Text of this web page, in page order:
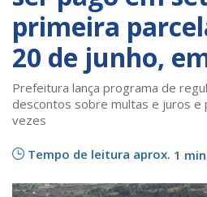
primeira
20 de junho,
Prefeitura lança programa de
descontos sobre multas e juros e
vezes
Tempo de leitura aprox. 1 min